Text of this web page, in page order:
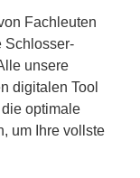
Fachleuten
Schlosser-
unsere
digitalen Tool
optimale
um Ihre vollste